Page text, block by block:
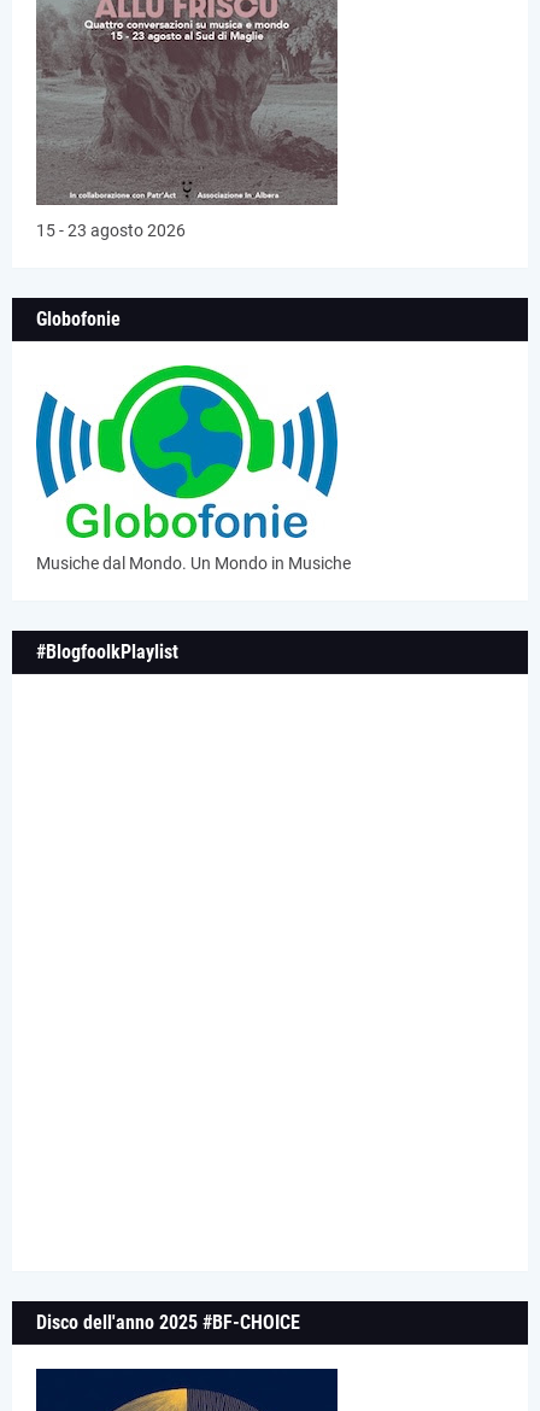
15 - 23 agosto 2026
Globofonie
Musiche dal Mondo. Un Mondo in Musiche
#BlogfoolkPlaylist
Disco dell'anno 2025 #BF-CHOICE